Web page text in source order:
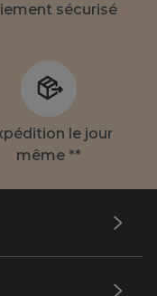
sécurisé
le jour
même **